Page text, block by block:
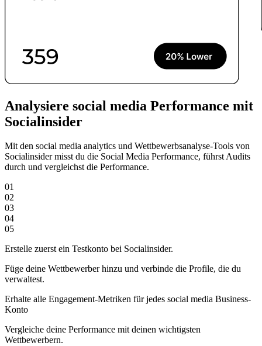
Analysiere social media Performance mit
Socialinsider
Mit den social media analytics und Wettbewerbsanalyse-Tools von
Socialinsider misst du die Social Media Performance, führst Audits
durch und vergleichst die Performance.
01
02
03
04
05
Erstelle zuerst ein Testkonto bei Socialinsider.
Füge deine Wettbewerber hinzu und verbinde die Profile, die du
verwaltest.
Erhalte alle Engagement-Metriken für jedes social media Business-
Konto
Vergleiche deine Performance mit deinen wichtigsten
Wettbewerbern.